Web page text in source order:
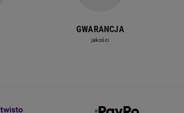
GWARANCJA
jakości